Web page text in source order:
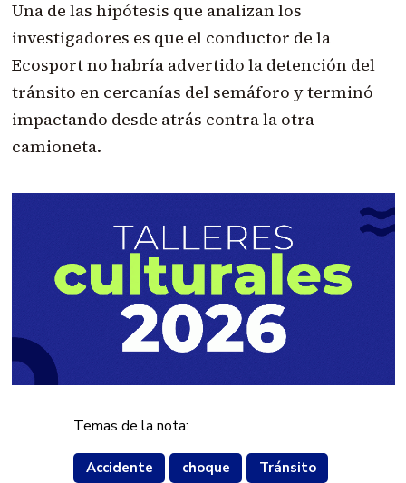
Una de las hipótesis que analizan los
investigadores es que el conductor de la
Ecosport no habría advertido la detención del
tránsito en cercanías del semáforo y terminó
impactando desde atrás contra la otra
camioneta.
Temas de la nota:
Accidente choque Tránsito